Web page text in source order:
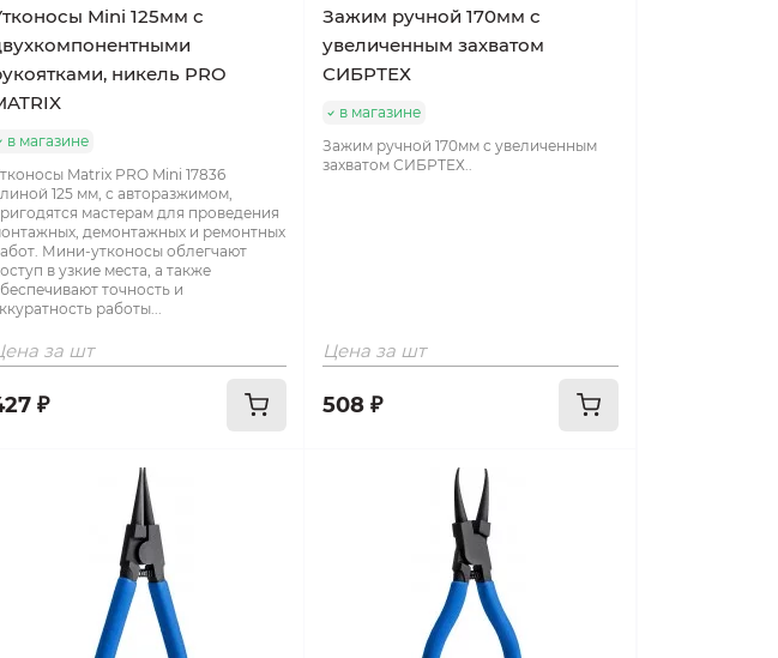
Mini 125мм с
никель PRO
в магазине
Matrix PRO Mini 17836
125 мм, с авторазжимом,
мастерам для проведения
демонтажных и ремонтных
Мини-утконосы облегчают
в узкие места, а также
точность и
работы...
за шт
₽
Зажим ручной 170мм с
увеличенным захватом
СИБРТЕХ
в магазине
Зажим ручной 170мм с увеличенным
захватом СИБРТЕХ..
Цена за шт
508 ₽